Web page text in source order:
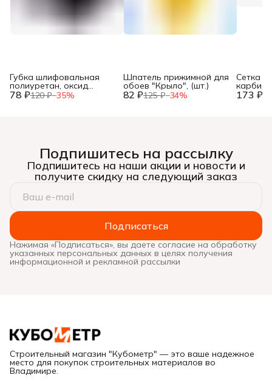
78 ₽120 ₽−35%
Губка шлифовальная
полиуретан, оксид
алюминия, Р80, 82 ₽125 ₽−34%
Шпатель прижимной для
обоев "Крыло", (шт.)
173 ₽
Сетка
карбид
Подпишитесь на рассылку
Подпишитесь на наши акции и новости и
получите скидку на следующий заказ
Подписаться
Нажимая «Подписаться», вы даете согласие на обработку
указанных персональных данных в целях получения
информационной и рекламной рассылки
Строительный магазин "Кубометр" — это ваше надежное
место для покупок строительных материалов во
Владимире.